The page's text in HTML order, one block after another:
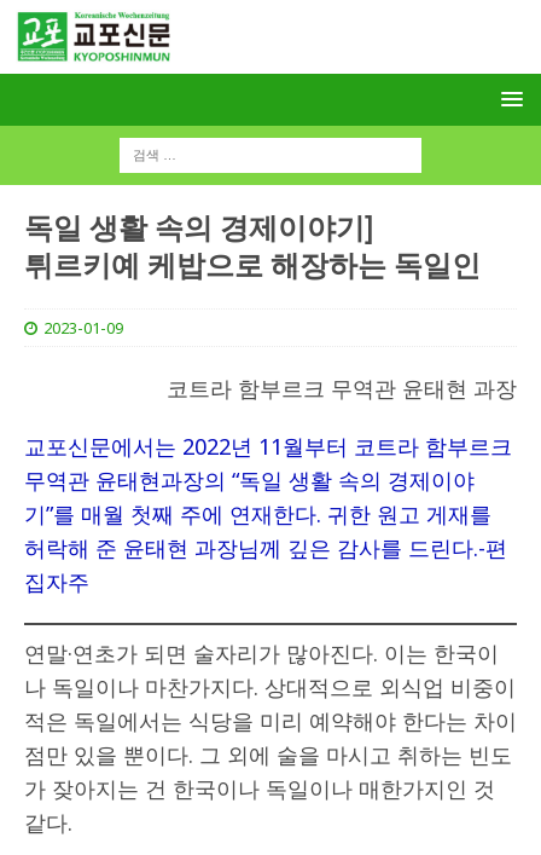
독일 생활 속의 경제이야기]
튀르키예 케밥으로 해장하는 독일인
2023-01-09
코트라 함부르크 무역관 윤태현 과장
교포신문에서는 2022년 11월부터 코트라 함부르크
무역관 윤태현과장의 “독일 생활 속의 경제이야
기”를 매월 첫째 주에 연재한다. 귀한 원고 게재를
허락해 준 윤태현 과장님께 깊은 감사를 드린다.-편
집자주
연말·연초가 되면 술자리가 많아진다. 이는 한국이
나 독일이나 마찬가지다. 상대적으로 외식업 비중이
적은 독일에서는 식당을 미리 예약해야 한다는 차이
점만 있을 뿐이다. 그 외에 술을 마시고 취하는 빈도
가 잦아지는 건 한국이나 독일이나 매한가지인 것
같다.